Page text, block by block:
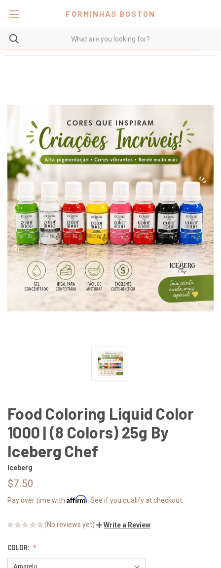
FORMINHAS BOSTON
Food Coloring Liquid Color
1000 | (8 Colors) 25g By
Iceberg Chef
Iceberg
$7.50
Pay over time with Affirm . See if you qualify at checkout.
(No reviews yet) Write a Review
COLOR: